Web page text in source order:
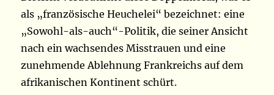
als „französische Heuchelei“ bezeichnet: eine
„Sowohl-als-auch“-Politik, die seiner Ansicht
nach ein wachsendes Misstrauen und eine
zunehmende Ablehnung Frankreichs auf dem
afrikanischen Kontinent schürt.